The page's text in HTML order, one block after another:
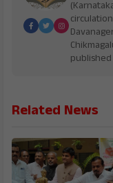
Related News